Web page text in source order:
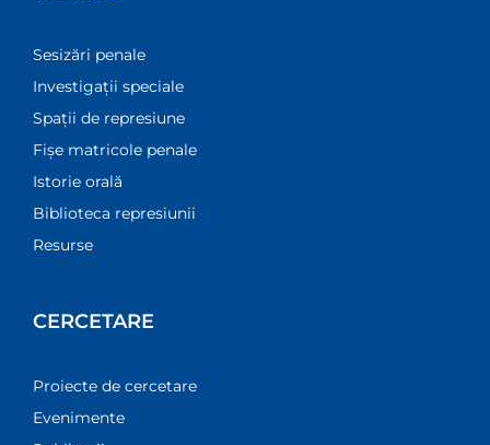
Sesizări penale
Investigații speciale
Spații de represiune
Fișe matricole penale
Istorie orală
Biblioteca represiunii
Resurse
CERCETARE
Proiecte de cercetare
Evenimente